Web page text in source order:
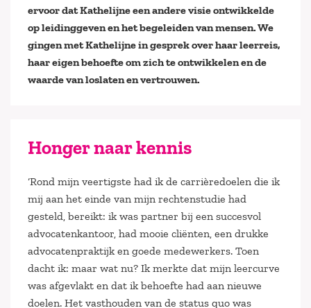
ervoor dat Kathelijne een andere visie ontwikkelde
op leidinggeven en het begeleiden van mensen. We
gingen met Kathelijne in gesprek over haar leerreis,
haar eigen behoefte om zich te ontwikkelen en de
waarde van loslaten en vertrouwen.
Honger naar kennis
‘Rond mijn veertigste had ik de carrièredoelen die ik
mij aan het einde van mijn rechtenstudie had
gesteld, bereikt: ik was partner bij een succesvol
advocatenkantoor, had mooie cliënten, een drukke
advocatenpraktijk en goede medewerkers. Toen
dacht ik: maar wat nu? Ik merkte dat mijn leercurve
was afgevlakt en dat ik behoefte had aan nieuwe
doelen. Het vasthouden van de status quo was